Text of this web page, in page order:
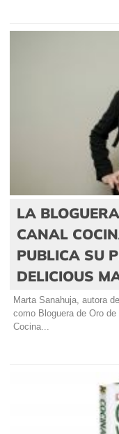
LA
CANAL
PUBLICA SU
DELICIOUS
Marta Sanahuja, autora
como Bloguera de Oro
Cocina...